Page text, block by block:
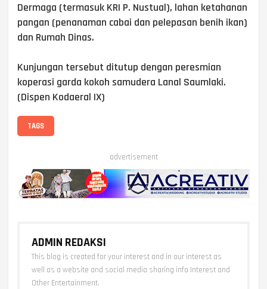
Dermaga (termasuk KRI P. Nustual), lahan ketahanan
pangan (penanaman cabai dan pelepasan benih ikan)
dan Rumah Dinas.
Kunjungan tersebut ditutup dengan peresmian
koperasi garda kokoh samudera Lanal Saumlaki.
(Dispen Kodaeral IX)
TAGS
advertisement
ADMIN REDAKSI
This blog is created for your interest and in our interest as
well as a website and social media sharing info Interest and
Other Entertainment.